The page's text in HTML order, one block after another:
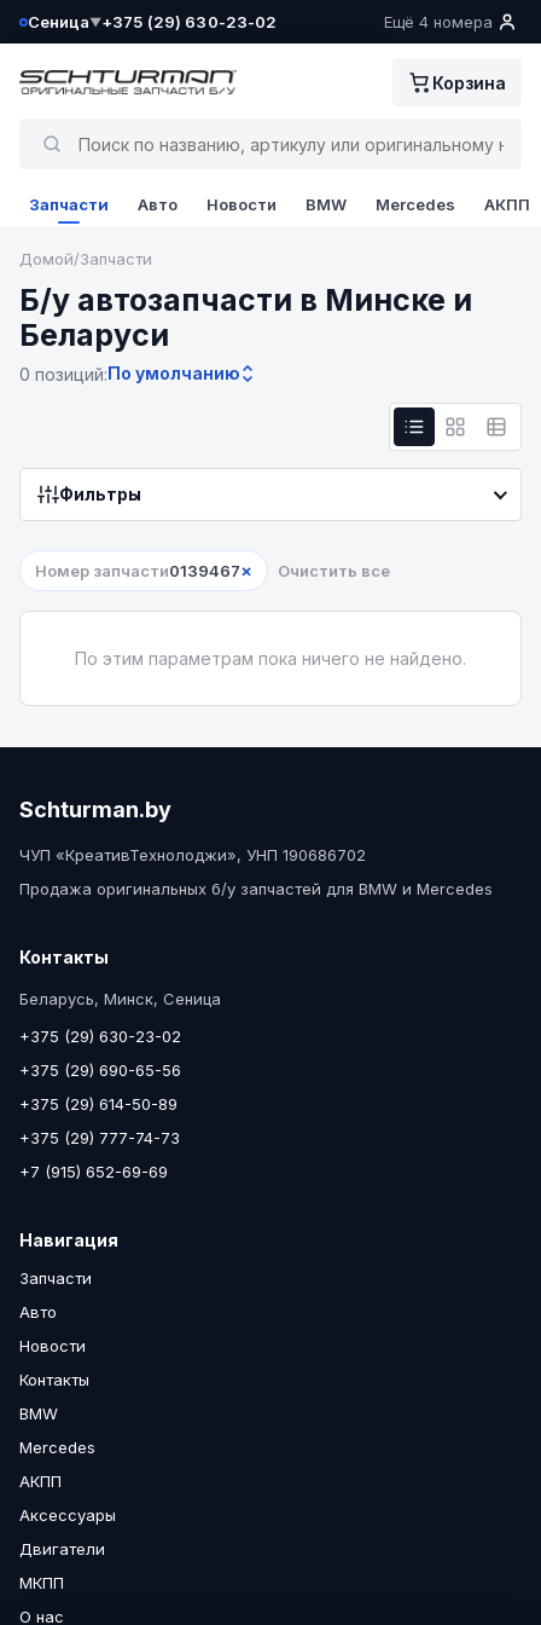
Сеница▼
Ваш склад определён как:
+375 (29) 630-23-02 Ещё 4 номера
Корзина
Запчасти Авто Новости BMW Mercedes АКПП
Домой/Запчасти
Б/у автозапчасти в Минске и
Беларуси
0 позиций:По умолчанию
Фильтры
Номер запчасти0139467× Очистить все
По этим параметрам пока ничего не найдено.
Schturman.by
ЧУП «КреативТехнолоджи», УНП 190686702
Продажа оригинальных б/у запчастей для BMW и Mercedes
Контакты
Беларусь, Минск, Сеница
+375 (29) 630-23-02
+375 (29) 690-65-56
+375 (29) 614-50-89
+375 (29) 777-74-73
+7 (915) 652-69-69
Навигация
Запчасти
Авто
Новости
Контакты
BMW
Mercedes
АКПП
Аксессуары
Двигатели
МКПП
О нас